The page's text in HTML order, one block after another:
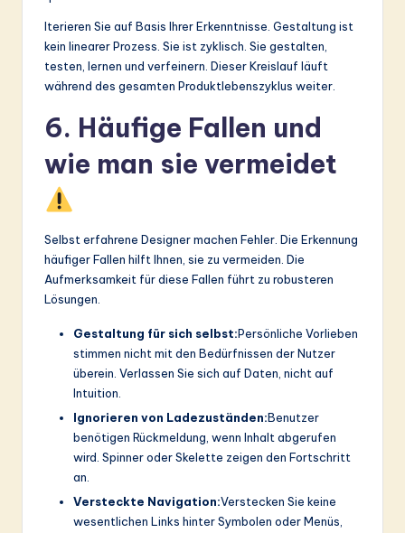
Iterieren Sie auf Basis Ihrer Erkenntnisse. Gestaltung ist
kein linearer Prozess. Sie ist zyklisch. Sie gestalten,
testen, lernen und verfeinern. Dieser Kreislauf läuft
während des gesamten Produktlebenszyklus weiter.
6. Häufige Fallen und
wie man sie vermeidet
Selbst erfahrene Designer machen Fehler. Die Erkennung
häufiger Fallen hilft Ihnen, sie zu vermeiden. Die
Aufmerksamkeit für diese Fallen führt zu robusteren
Lösungen.
Gestaltung für sich selbst:Persönliche Vorlieben
stimmen nicht mit den Bedürfnissen der Nutzer
überein. Verlassen Sie sich auf Daten, nicht auf
Intuition.
Ignorieren von Ladezuständen:Benutzer
benötigen Rückmeldung, wenn Inhalt abgerufen
wird. Spinner oder Skelette zeigen den Fortschritt
an.
Versteckte Navigation:Verstecken Sie keine
wesentlichen Links hinter Symbolen oder Menüs,